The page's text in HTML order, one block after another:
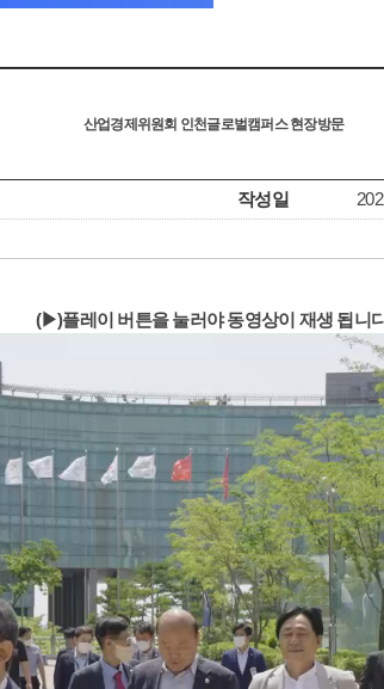
산업경제위원회 인천글로벌캠퍼스 현장방문
작성일
(▶)플레이 버튼을 눌러야 동영상이 재생 됩니